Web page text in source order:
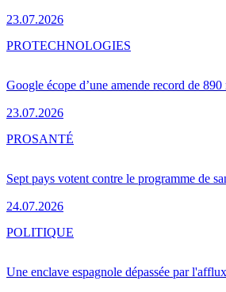
23.07.2026
Google écope d’une amende record de
23.07.2026
PROTECHNOLOGIES
Sept pays votent contre le programme de
24.07.2026
PROSANTÉ
Une enclave espagnole dépassée par
POLITIQUE